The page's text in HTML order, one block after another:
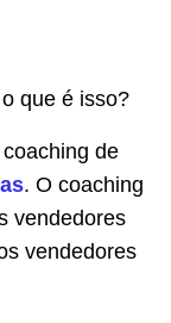
que é isso?
de
. O coaching
vendedores
vendedores